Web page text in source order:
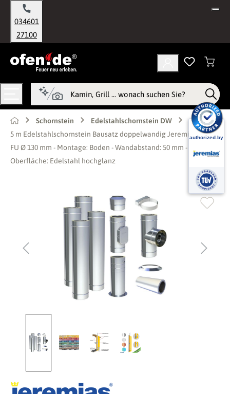
springen
034601
27100
Schornstein
Edelstahlschornstein DW
5 m Edelstahlschornstein Bausatz doppelwandig Jeremias DW-
FU Ø 130 mm - Montage: Boden - Wandabstand: 50 mm -
Oberfläche: Edelstahl hochglanz